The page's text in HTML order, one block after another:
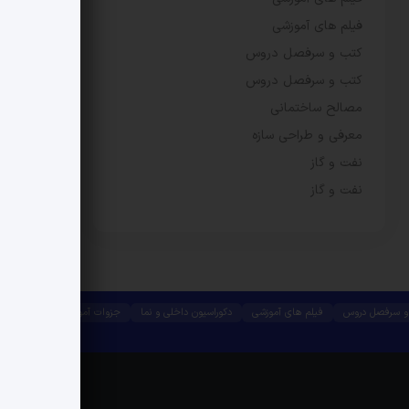
فیلم های آموزشی
کتب و سرفصل دروس
کتب و سرفصل دروس
مصالح ساختمانی
معرفی و طراحی سازه
نفت و گاز
نفت و گاز
سرفصل دروس فیلم های آموزشی دکوراسیون داخلی و نما
جزوات آموزشی